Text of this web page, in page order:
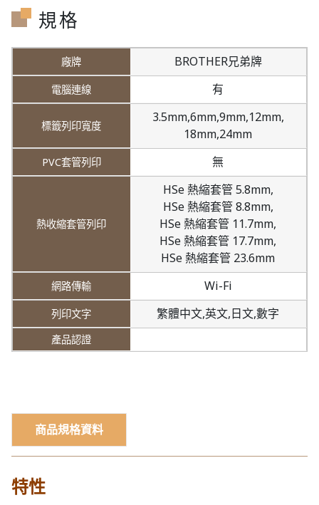
規格
BROTHER兄弟牌
有
3.5mm,6mm,9mm,12mm,
18mm,24mm
無
HSe 熱縮套管 5.8mm,
HSe 熱縮套管 8.8mm,
HSe 熱縮套管 11.7mm,
HSe 熱縮套管 17.7mm,
HSe 熱縮套管 23.6mm
Wi-Fi
繁體中文,英文,日文,數字
商品規格資料
特性